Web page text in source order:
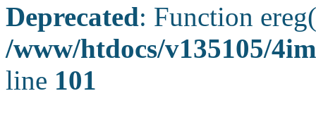
Deprecated: Function
/www/htdocs/v135105/
line 101